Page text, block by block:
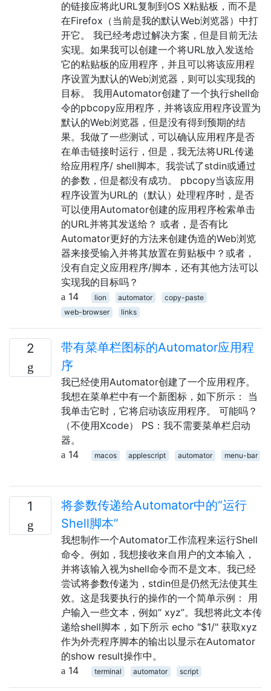
的链接应将此URL复制到OS X粘贴板，而不是
在Firefox（当前是我的默认Web浏览器）中打
开它。 我已经考虑过解决方案，但是目前无法
实现。如果我可以创建一个将URL放入发送给
它的粘贴板的应用程序，并且可以将该应用程
序设置为默认的Web浏览器，则可以实现我的
目标。 我用Automator创建了一个执行shell命
令的pbcopy应用程序，并将该应用程序设置为
默认的Web浏览器，但是没有得到预期的结
果。我做了一些测试，可以确认应用程序是否
在单击链接时运行，但是，我无法将URL传递
给应用程序/ shell脚本。我尝试了stdin或通过
的参数，但是都没有成功。 pbcopy当该应用
程序设置为URL的（默认）处理程序时，是否
可以使用Automator创建的应用程序检索单击
的URL并将其发送给？ 或者，是否有比
Automator更好的方法来创建伪造的Web浏览
器来接受输入并将其放置在剪贴板中？或者，
没有自定义应用程序/脚本，还有其他方法可以
实现我的目标吗？
14
lion automator
copy-paste
web-browser
links
2
带有菜单栏图标的Automator应用程
序
我已经使用Automator创建了一个应用程序。
我想在菜单栏中有一个新图标，如下所示： 当
我单击它时，它将启动该应用程序。 可能吗？
（不使用Xcode） PS：我不需要菜单栏启动
器。
14
macos applescript automator menu-bar
1
将参数传递给Automator中的“运行
Shell脚本”
我想制作一个Automator工作流程来运行Shell
命令。例如，我想接收来自用户的文本输入，
并将该输入视为shell命令而不是文本。我已经
尝试将参数传递为，stdin但是仍然无法使其生
效。这是我要执行的操作的一个简单示例： 用
户输入一些文本，例如“ xyz”。我想将此文本传
递给shell脚本，如下所示 echo "$1/" 获取xyz
作为外壳程序脚本的输出以显示在Automator
的show result操作中。
14
terminal automator script